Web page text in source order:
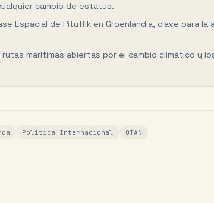
cambio de estatus.
Espacial de Pituffik en Groenlandia, clave para
rutas marítimas abiertas por el cambio climático y
Política Internacional OTAN